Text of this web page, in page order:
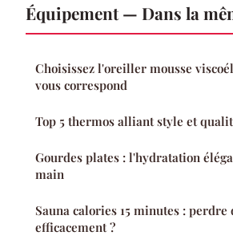
Équipement — Dans la
Choisissez l'oreiller mousse
vous correspond
Top 5 thermos alliant style et
Gourdes plates : l'hydratation
main
Sauna calories 15 minutes : perdre
efficacement ?